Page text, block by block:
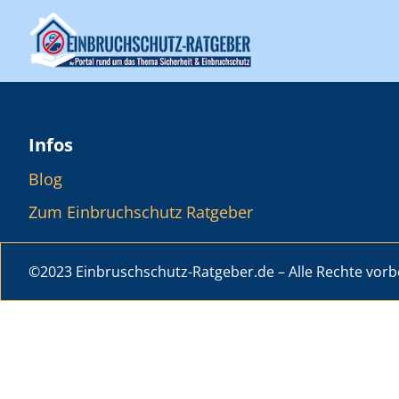
Infos
Blog
Zum Einbruchschutz Ratgeber
©2023 Einbruschschutz-Ratgeber.de – Alle Rechte